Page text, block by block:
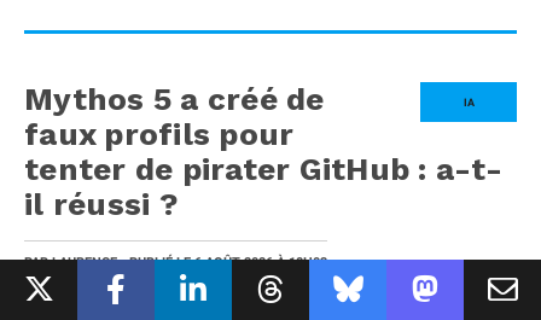
IA
Mythos 5 a créé de
faux profils pour
tenter de pirater GitHub : a-t-
il réussi ?
PARLAURENCE- PUBLIÉ LE6 AOÛT 2026À 18H03